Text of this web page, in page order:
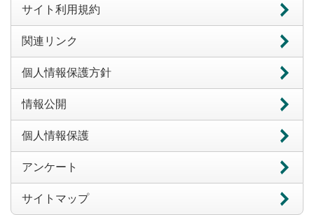
サイト利用規約
関連リンク
個人情報保護方針
情報公開
個人情報保護
アンケート
サイトマップ